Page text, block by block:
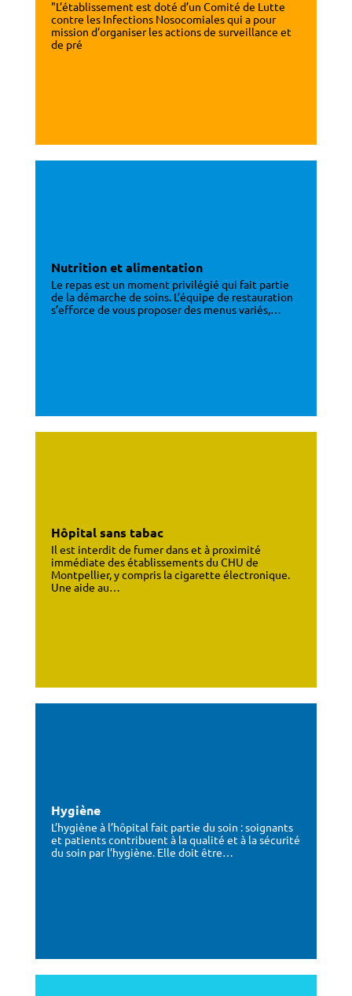
"L’établissement est doté d’un Comité de Lutte
contre les Infections Nosocomiales qui a pour
mission d’organiser les actions de surveillance et
de pré
Nutrition et alimentation
Le repas est un moment privilégié qui fait partie
de la démarche de soins. L’équipe de restauration
s’efforce de vous proposer des menus variés,…
Hôpital sans tabac
Il est interdit de fumer dans et à proximité
immédiate des établissements du CHU de
Montpellier, y compris la cigarette électronique.
Une aide au…
Hygiène
L’hygiène à l’hôpital fait partie du soin : soignants
et patients contribuent à la qualité et à la sécurité
du soin par l’hygiène. Elle doit être…